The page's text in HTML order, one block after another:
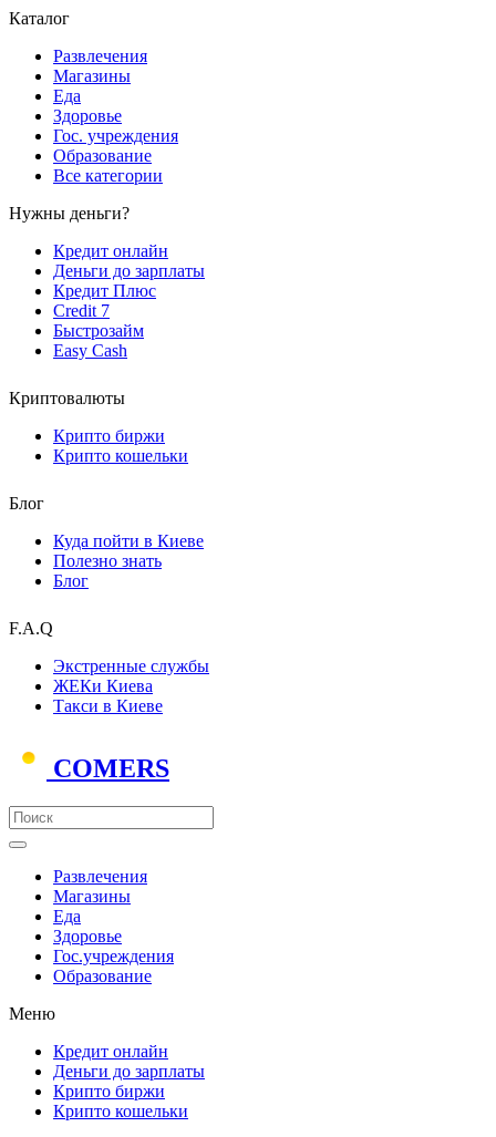
Каталог
Развлечения
Магазины
Еда
Здоровье
Гос. учреждения
Образование
Все категории
Нужны деньги?
Кредит онлайн
Деньги до зарплаты
Кредит Плюс
Credit 7
Быстрозайм
Easy Cash
Криптовалюты
Крипто биржи
Крипто кошельки
Блог
Куда пойти в Киеве
Полезно знать
Блог
F.A.Q
Экстренные службы
ЖЕКи Киева
Такси в Киеве
COMERS
Развлечения
Магазины
Еда
Здоровье
Гос.учреждения
Образование
Меню
Кредит онлайн
Деньги до зарплаты
Крипто биржи
Крипто кошельки